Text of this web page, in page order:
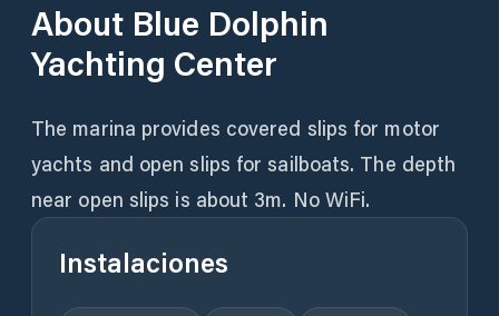
About Blue Dolphin
Yachting Center
The marina provides covered slips for motor
yachts and open slips for sailboats. The depth
near open slips is about 3m. No WiFi.
Instalaciones